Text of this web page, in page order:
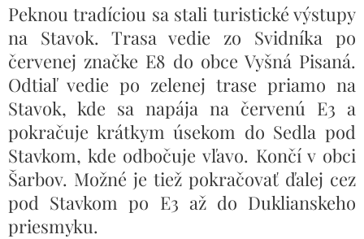
Peknou tradíciou sa stali turistické výstupy
na Stavok. Trasa vedie zo Svidníka po
červenej značke E8 do obce Vyšná Pisaná.
Odtiaľ vedie po zelenej trase priamo na
Stavok, kde sa napája na červenú E3 a
pokračuje krátkym úsekom do Sedla pod
Stavkom, kde odbočuje vľavo. Končí v obci
Šarbov. Možné je tiež pokračovať ďalej cez
pod Stavkom po E3 až do Duklianskeho
priesmyku.